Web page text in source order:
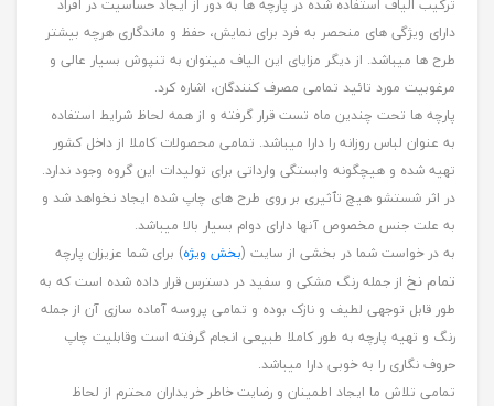
ترکیب الیاف استفاده شده در پارچه ها به دور از ایجاد حساسیت در افراد
دارای ویژگی های منحصر به فرد برای نمایش، حفظ و ماندگاری هرچه بیشتر
طرح ها میباشد. از دیگر مزایای این الیاف میتوان به تنپوش بسیار عالی و
مرغوبیت مورد تائید تمامی مصرف کنندگان، اشاره کرد.
پارچه ها تحت چندین ماه تست قرار گرفته و از همه لحاظ شرایط استفاده
به عنوان لباس روزانه را دارا میباشد. تمامی محصولات کاملا از داخل کشور
تهیه شده و هیچگونه وابستگی وارداتی برای تولیدات این گروه وجود ندارد.
در اثر شستشو هیچ تٱثیری بر روی طرح های چاپ شده ایجاد نخواهد شد و
به علت جنس مخصوص آنها دارای دوام بسیار بالا میباشد.
به در خواست شما در بخشی از سایت (بخش ویژه) برای شما عزیزان پارچه
تمام نخ از جمله رنگ مشکی و سفید در دسترس قرار داده شده است که به
طور قابل توجهی لطیف و نازک بوده و تمامی پروسه آماده سازی آن از جمله
رنگ و تهیه پارچه به طور کاملا طبیعی انجام گرفته است وقابلیت چاپ
حروف نگاری را به خوبی دارا میباشد.
تمامی تلاش ما ایجاد اطمینان و رضایت خاطر خریداران محترم از لحاظ